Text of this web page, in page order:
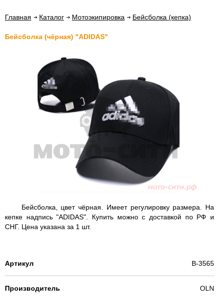
Главная Каталог Мотоэкипировка Бейсболка (кепка)
Бейсболка (чёрная) "ADIDAS"
Бейсболка, цвет чёрная. Имеет регулировку размера. На
кепке надпись "ADIDAS". Купить можно с доставкой по РФ и
СНГ. Цена указана за 1 шт.
Артикул B-3565
Производитель OLN